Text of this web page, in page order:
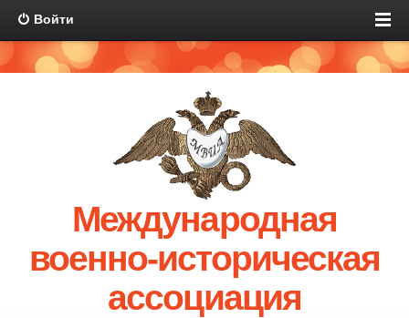
Войти
Международная
военно-историческая
ассоциация